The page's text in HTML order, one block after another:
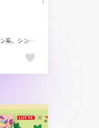
かわいい、イラスト、グリーン系、シンプル、スクロールエフェクト、ナチュラル、ブランド・サービスサイト、ホワイト系、モーション多め、大きめ写真、手書き・ハンドメイド、第一次産業・SDGs・地方創生、飲料・食品